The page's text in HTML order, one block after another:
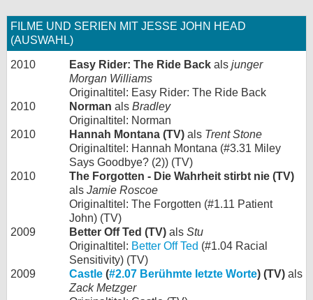
FILME UND SERIEN MIT JESSE JOHN HEAD
(AUSWAHL)
2010 Easy Rider: The Ride Back als junger
Morgan Williams
Originaltitel: Easy Rider: The Ride Back
2010
Norman als Bradley
Originaltitel: Norman
2010
Hannah Montana (TV) als Trent Stone
Originaltitel: Hannah Montana (#3.31 Miley
Says Goodbye? (2)) (TV)
2010
The Forgotten - Die Wahrheit stirbt nie (TV)
als Jamie Roscoe
Originaltitel: The Forgotten (#1.11 Patient
John) (TV)
2009
Better Off Ted (TV) als Stu
Originaltitel: Better Off Ted (#1.04 Racial
Sensitivity) (TV)
2009
Castle (#2.07 Berühmte letzte Worte) (TV) als
Zack Metzger